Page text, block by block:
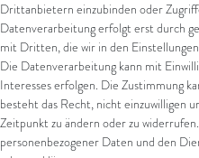
Kontaktformular
Arena in Arte GmbH
Marktgasse 2,
8600 Dübendorf
Tel: +41 44 821 60 40
Drittanbietern einzubinden oder
Datenverarbeitung erfolgt erst durch
mit Dritten, die wir in den
Die Datenverarbeitung kann mit
Interesses erfolgen. Die Zustimmung
besteht das Recht, nicht einzuwilligen
Zeitpunkt zu ändern oder zu
personenbezogener Daten und den